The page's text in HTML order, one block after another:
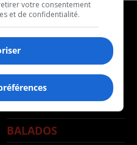
MUSIQUE
- Joué récemment
BALADOS
votre consentement
et de confidentialité.